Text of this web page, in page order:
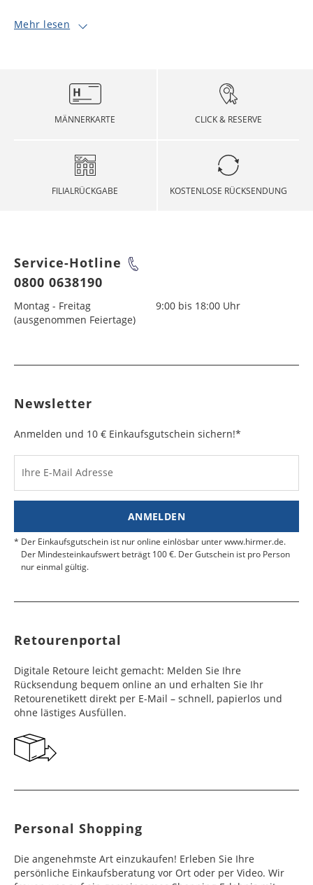
Mehr lesen
MÄNNERKARTE CLICK & RESERVE
FILIALRÜCKGABE KOSTENLOSE RÜCKSENDUNG
Service-Hotline
0800 0638190
Montag - Freitag
9:00 bis 18:00 Uhr
(ausgenommen Feiertage)
Newsletter
Anmelden und 10 € Einkaufsgutschein sichern!*
Ihre E-Mail Adresse
ANMELDEN
Der Einkaufsgutschein ist nur online einlösbar unter www.hirmer.de.
Der Mindesteinkaufswert beträgt 100 €. Der Gutschein ist pro Person
nur einmal gültig.
Retourenportal
Digitale Retoure leicht gemacht: Melden Sie Ihre
Rücksendung bequem online an und erhalten Sie Ihr
Retourenetikett direkt per E-Mail – schnell, papierlos und
ohne lästiges Ausfüllen.
Personal Shopping
Die angenehmste Art einzukaufen! Erleben Sie Ihre
persönliche Einkaufsberatung vor Ort oder per Video. Wir